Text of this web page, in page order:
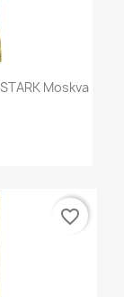
Moskva
favorite_border